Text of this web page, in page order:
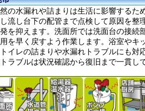
の水漏れや詰まりは生活に影響するた
流し台下の配管まで点検して原因を整
抑えます。洗面所では洗面台の接続
を早く戻すよう作業します。浴室やキ
イレの詰まりや水漏れトラブルにも対
ブルは状況確認から復旧まで一貫し